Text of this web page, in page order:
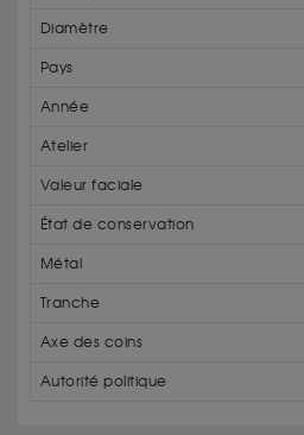
Diamètre
Pays
Année
Atelier
Valeur faciale
État de conservation
Métal
Tranche
Axe des coins
Autorité politique